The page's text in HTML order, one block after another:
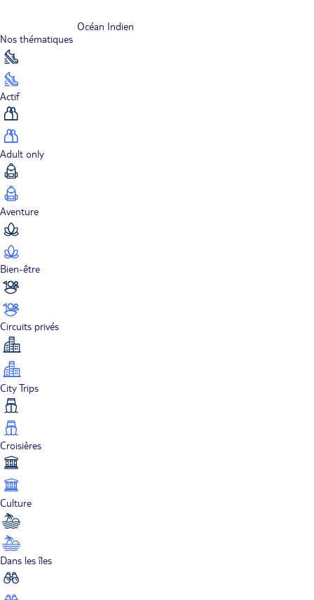
Océan Indien
Nos thématiques
Actif
Adult only
Aventure
Bien-être
Circuits privés
City Trips
Croisières
Culture
Dans les îles